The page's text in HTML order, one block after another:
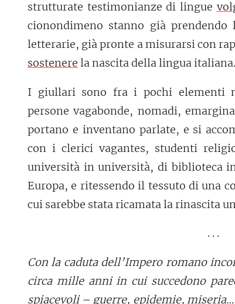
strutturate testimonianze di lingue
cionondimeno stanno già
letterarie, già pronte a misurarsi con
sostenere la nascita della lingua
I giullari sono fra i pochi elementi
persone vagabonde, nomadi,
portano e inventano parlate, e si
con i clerici vagantes, studenti
università in università, di biblioteca
Europa, e ritessendo il tessuto di una
cui sarebbe stata ricamata la rinascita
. . .
Con la caduta dell’Impero romano
circa mille anni in cui succedono
spiacevoli – guerre, epidemie,